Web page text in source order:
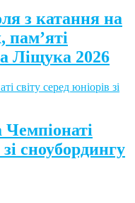
з катання на
пам’яті
Ліщука 2026
сноубордингу